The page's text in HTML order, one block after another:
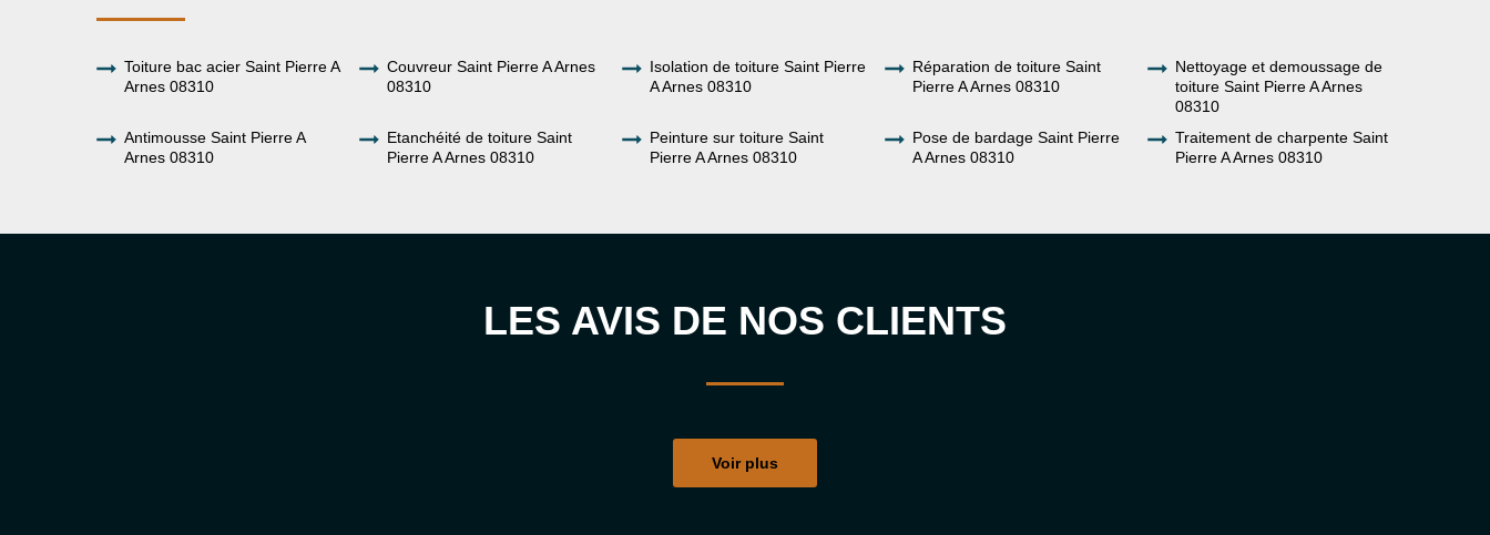
Toiture bac acier Saint Pierre A
Arnes 08310
Couvreur Saint Pierre A Arnes
08310
Isolation de toiture Saint Pierre
A Arnes 08310
Réparation de toiture Saint
Pierre A Arnes 08310
Nettoyage et demoussage de
toiture Saint Pierre A Arnes
08310
Antimousse Saint Pierre A
Arnes 08310
Etanchéité de toiture Saint
Pierre A Arnes 08310
Peinture sur toiture Saint
Pierre A Arnes 08310
Pose de bardage Saint Pierre
A Arnes 08310
Traitement de charpente Saint
Pierre A Arnes 08310
LES AVIS DE NOS CLIENTS
Voir plus